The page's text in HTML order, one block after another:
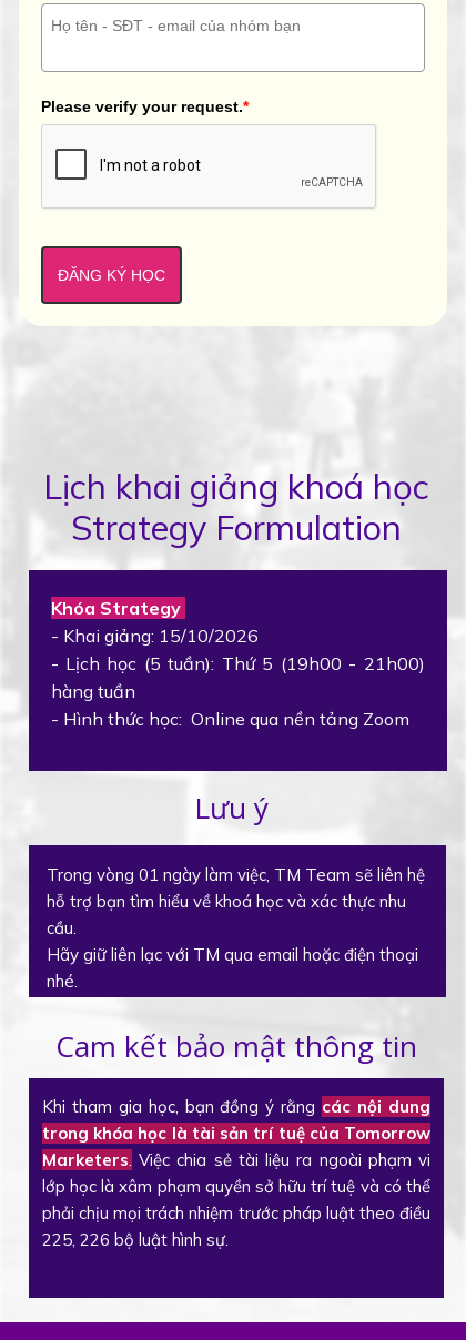
Khóa Strategy
- Khai giảng: 15/10/2026
- Lịch học (5 tuần): Thứ 5 (19h00 - 21h00)
hàng tuần
- Hình thức học: Online qua nền tảng Zoom
Lịch khai giảng khoá học
Strategy Formulation
Lưu ý
Trong vòng 01 ngày làm việc, TM Team sẽ liên hệ
hỗ trợ bạn tìm hiểu về khoá học và xác thực nhu
cầu.
Hãy giữ liên lạc với TM qua email hoặc điện thoại
nhé.
Please verify your request.*
ĐĂNG KÝ HỌC
Khi tham gia học, bạn đồng ý rằng các nội dung
trong khóa học là tài sản trí tuệ của Tomorrow
Marketers. Việc chia sẻ tài liệu ra ngoài phạm vi
lớp học là xâm phạm quyền sở hữu trí tuệ và có thể
phải chịu mọi trách nhiệm trước pháp luật theo điều
225, 226 bộ luật hình sự.
Cam kết bảo mật thông tin